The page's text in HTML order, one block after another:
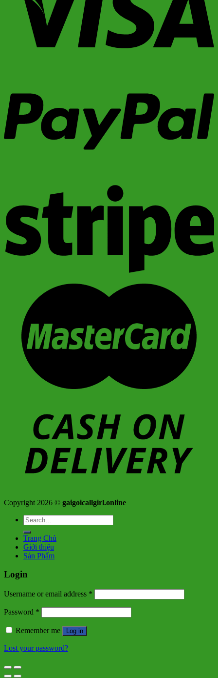
Copyright 2026 © gaigoicallgirl.online
Search
for:
Trang Chủ
Giới thiệu
Sản Phẩm
Login
Username or email address *
Password *
Remember me Log in
Lost your password?